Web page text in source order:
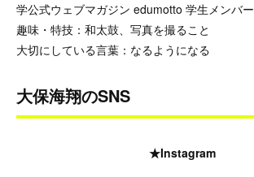
学公式ウェブマガジン edumotto 学生メンバー
趣味・特技：和太鼓、写真を撮ること
大切にしている言葉：なるようになる
大保海翔のSNS
★Instagram